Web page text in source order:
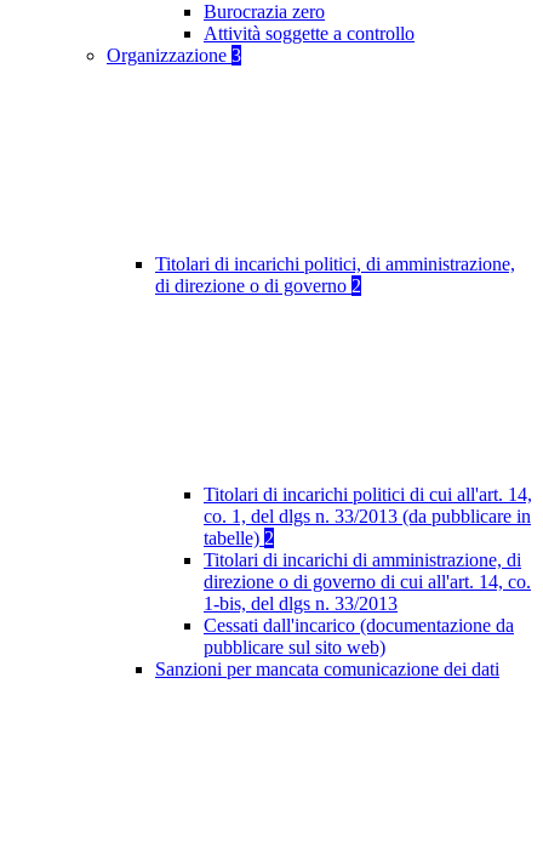
Burocrazia zero
Attività soggette a controllo
Organizzazione 3
Titolari di incarichi politici, di amministrazione,
di direzione o di governo 2
Titolari di incarichi politici di cui all'art. 14,
co. 1, del dlgs n. 33/2013 (da pubblicare in
tabelle) 2
Titolari di incarichi di amministrazione, di
direzione o di governo di cui all'art. 14, co.
1-bis, del dlgs n. 33/2013
Cessati dall'incarico (documentazione da
pubblicare sul sito web)
Sanzioni per mancata comunicazione dei dati